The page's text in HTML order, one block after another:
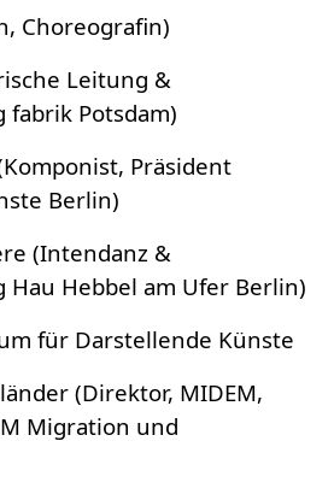
Choreografin)
Leitung &
fabrik Potsdam)
Präsident
Berlin)
(Intendanz &
Hau Hebbel am Ufer Berlin)
für Darstellende Künste
(Direktor, MIDEM,
Migration und